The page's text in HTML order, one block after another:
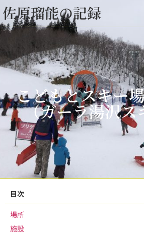
佐原瑠能の記録
こどもとスキー
（ガーラ湯沢ス
目次
場所
施設